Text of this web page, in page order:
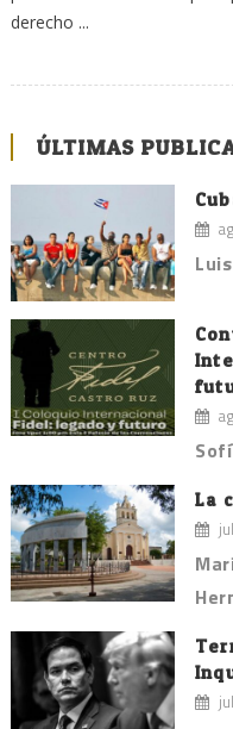
derecho ...
ÚLTIMAS
La